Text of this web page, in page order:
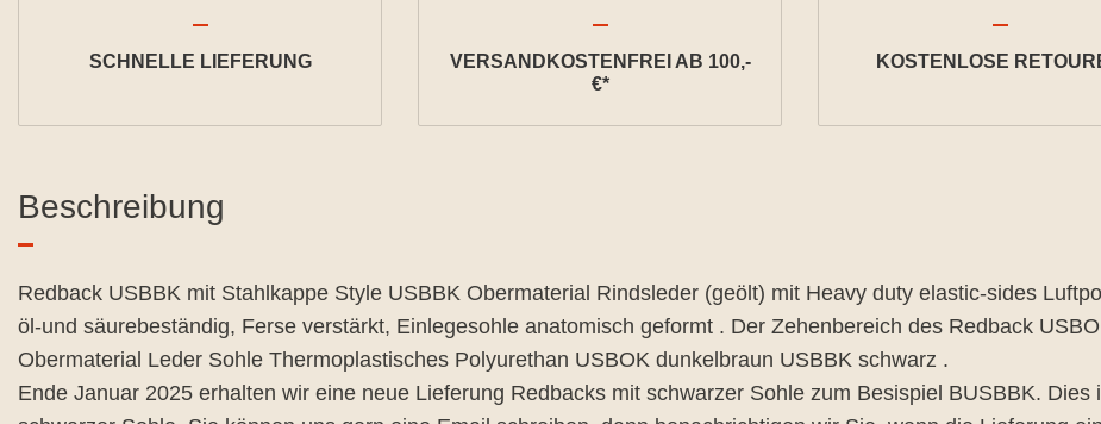
SCHNELLE LIEFERUNG
VERSANDKOSTENFREI AB 100,-
€*
KOSTENLOSE
Beschreibung
Redback USBBK mit Stahlkappe Style USBBK Obermaterial Rindsleder (geölt) mit Heavy duty elastic-sides
öl-und säurebeständig, Ferse verstärkt, Einlegesohle anatomisch geformt . Der Zehenbereich des Redback
Obermaterial Leder Sohle Thermoplastisches Polyurethan USBOK dunkelbraun USBBK schwarz .
Ende Januar 2025 erhalten wir eine neue Lieferung Redbacks mit schwarzer Sohle zum Besispiel BUSBBK.